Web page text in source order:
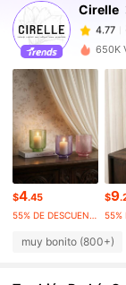
Cirelle
g***s
4.77
4.77
4.77
650K
$4.45
55% DE DESCUENTO
$9
muy bonito (800+)